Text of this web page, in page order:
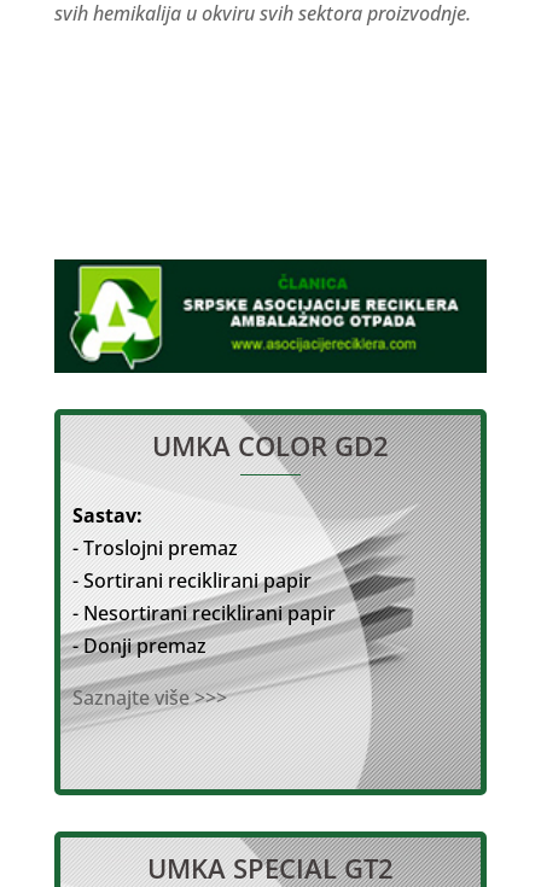
svih hemikalija u okviru svih sektora proizvodnje.
UMKA COLOR GD2
Sastav:
- Troslojni premaz
- Sortirani reciklirani papir
- Nesortirani reciklirani papir
- Donji premaz
Saznajte više >>>
UMKA SPECIAL GT2